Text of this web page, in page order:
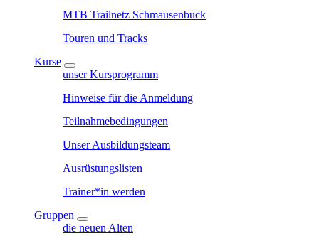
MTB Trailnetz Schmausenbuck
Touren und Tracks
Kurse
unser Kursprogramm
Hinweise für die Anmeldung
Teilnahmebedingungen
Unser Ausbildungsteam
Ausrüstungslisten
Trainer*in werden
Gruppen
die neuen Alten